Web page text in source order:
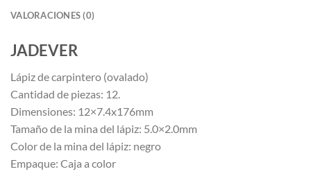
VALORACIONES (0)
JADEVER
Lápiz de carpintero (ovalado)
Cantidad de piezas: 12.
Dimensiones: 12×7.4x176mm
Tamaño de la mina del lápiz: 5.0×2.0mm
Color de la mina del lápiz: negro
Empaque: Caja a color